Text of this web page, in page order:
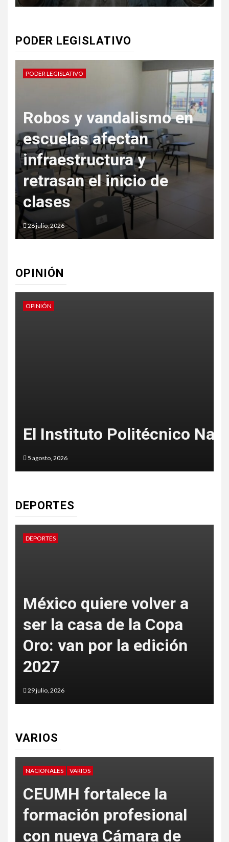
PODER LEGISLATIVO
en
y
de
PODER LEGISLATIVO
Proponen
salud post
en la Cartilla
Derechos de
Mujeres
27 julio, 2026
OPINIÓN
Politécnico Nacional
DEPORTES
DEPORTES
México quiere volver a
ser la casa de la Copa
Oro: van por la edición
2027
29 julio, 2026
VARIOS
NACIONALES VARIOS
CEUMH fortalece la
formación profesional
con nueva Cámara de